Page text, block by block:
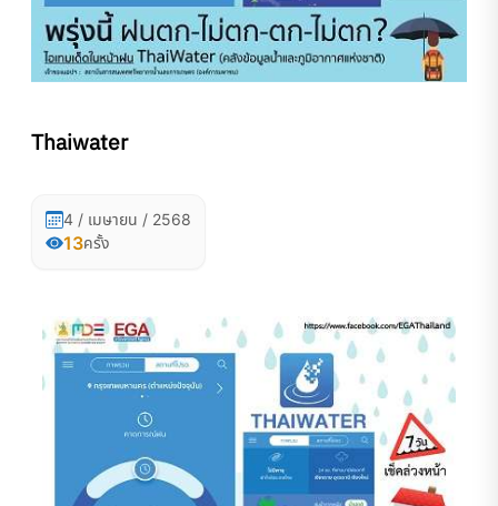
Thaiwater
4 / เมษายน / 2568
13ครั้ง